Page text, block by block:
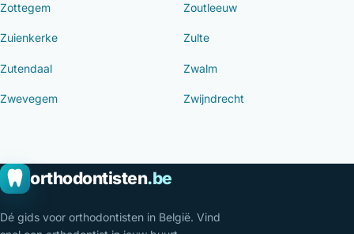
Zottegem Zoutleeuw
Zuienkerke Zulte
Zutendaal Zwalm
Zwevegem Zwijndrecht
orthodontisten.be
Dé gids voor orthodontisten in België. Vind